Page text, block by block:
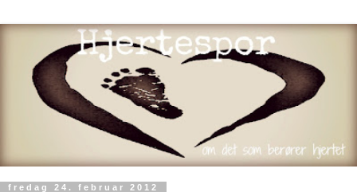
fredag 24. februar 2012